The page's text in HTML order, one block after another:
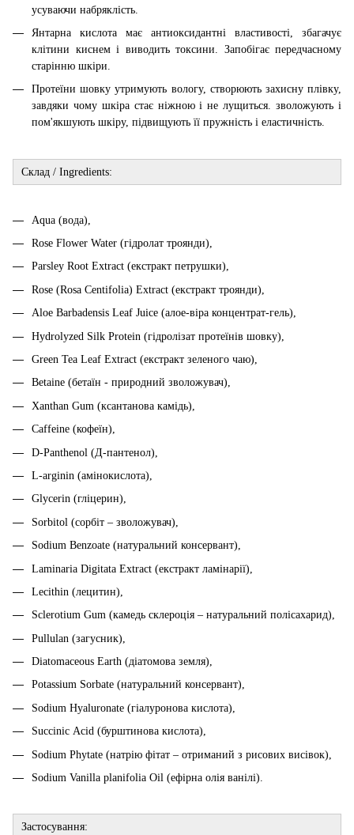
усуваючи набряклість.
Янтарна кислота має антиоксидантні властивості, збагачує
клітини киснем і виводить токсини. Запобігає передчасному
старінню шкіри.
Протеїни шовку утримують вологу, створюють захисну плівку,
завдяки чому шкіра стає ніжною і не лущиться. зволожують і
пом'якшують шкіру, підвищують її пружність і еластичність.
Склад / Ingredients:
Aqua (вода),
Rose Flower Water (гідролат троянди),
Parsley Root Extract (екстракт петрушки),
Rose (Rosa Centifolia) Extract (екстракт троянди),
Aloe Barbadensis Leaf Juice (алое-віра концентрат-гель),
Hydrolyzed Silk Protein (гідролізат протеїнів шовку),
Green Tea Leaf Extract (екстракт зеленого чаю),
Betaine (бетаїн - природний зволожувач),
Xanthan Gum (ксантанова камідь),
Caffeine (кофеїн),
D-Panthenol (Д-пантенол),
L-arginin (амінокислота),
Glycerin (гліцерин),
Sorbitol (сорбіт – зволожувач),
Sodium Benzoate (натуральний консервант),
Laminaria Digitata Extract (екстракт ламінарії),
Lecithin (лецитин),
Sclerotium Gum (камедь склероція – натуральний полісахарид),
Pullulan (загусник),
Diatomaceous Earth (діатомова земля),
Potassium Sorbate (натуральний консервант),
Sodium Hyaluronate (гіалуронова кислота),
Succinic Аcid (бурштинова кислота),
Sodium Phytate (натрію фітат – отриманий з рисових висівок),
Sodium Vanilla planifolia Oil (ефірна олія ванілі).
Застосування: